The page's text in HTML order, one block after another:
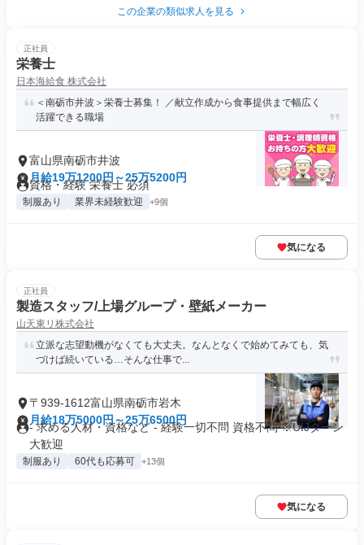
この企業の類似求人を見る
正社員
栄養士
日本海給食 株式会社
＜南砺市井波＞栄養士募集！ ／献立作成から食事提供まで幅広く
活躍できる職場
富山県南砺市井波
月給19万1200円～25万5200円
資格・経験 栄養士 必須
制服あり 業界未経験歓迎 +9個
気になる
正社員
製造スタッフ/上場グループ・壁紙メーカー
山天東リ株式会社
立派な志望動機がなくても大丈夫。なんとなくで始めてみても、気
づけば続いている…そんな仕事で...
〒939-1612富山県南砺市岩木
月給18万5000円～25万6500円
- 求める人材・資格など - 経験一切不問 資格不問 ※UIJターン
大歓迎
制服あり 60代も応募可 +13個
気になる